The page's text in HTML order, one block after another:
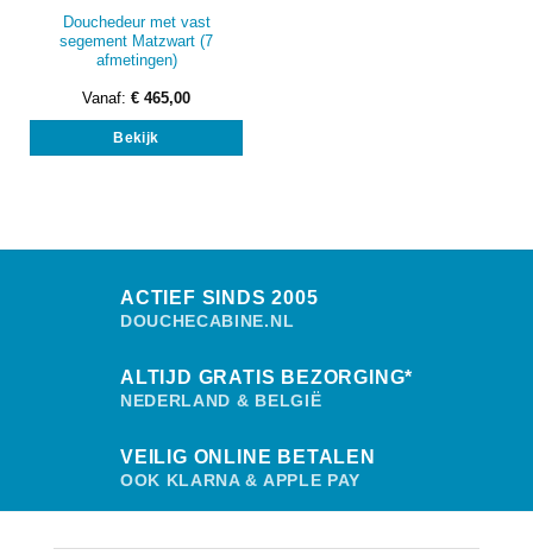
Douchedeur met vast
segement Matzwart (7
afmetingen)
Vanaf: € 465,00
Bekijk
gekozen
worden
de
productpagina
ACTIEF SINDS 2005
DOUCHECABINE.NL
ALTIJD GRATIS BEZORGING*
NEDERLAND & BELGIË
VEILIG ONLINE BETALEN
OOK KLARNA & APPLE PAY